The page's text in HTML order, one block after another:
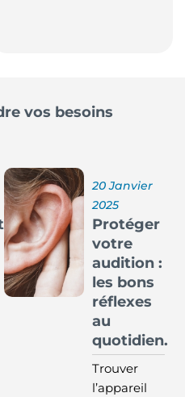
vos besoins
20 Janvier
2025
Protéger
votre
audition :
les bons
réflexes
au
quotidien.
Trouver
l’appareil